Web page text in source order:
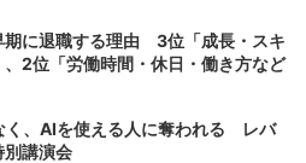
期に退職する理由 3位「成長・スキ
2位「労働時間・休日・働き方など
く、AIを使える人に奪われる レバ
別講演会